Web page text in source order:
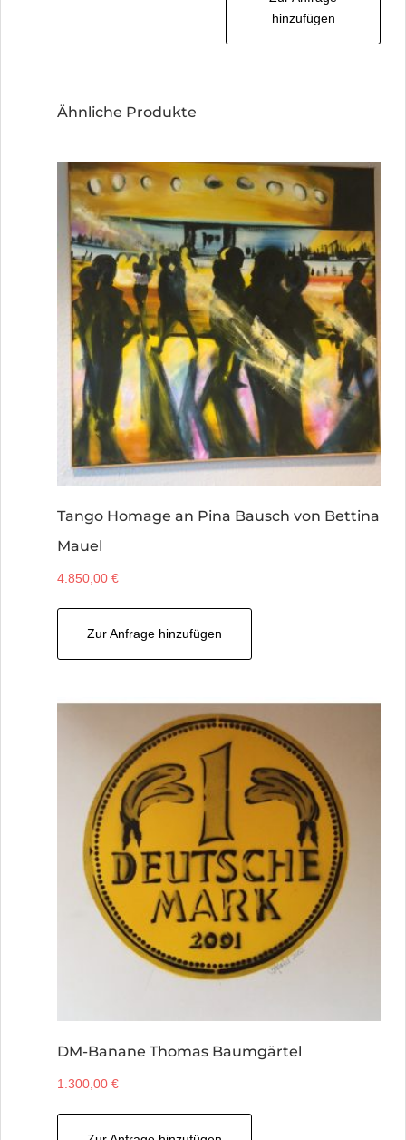
hinzufügen
Ähnliche Produkte
Tango Homage an Pina Bausch von Bettina
Mauel
4.850,00€
Zur Anfrage hinzufügen
DM-Banane Thomas Baumgärtel
1.300,00€